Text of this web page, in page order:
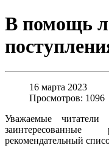
В помощь
16 марта 2023
Просмотров: 1096
Уважаемые
рекомендательный